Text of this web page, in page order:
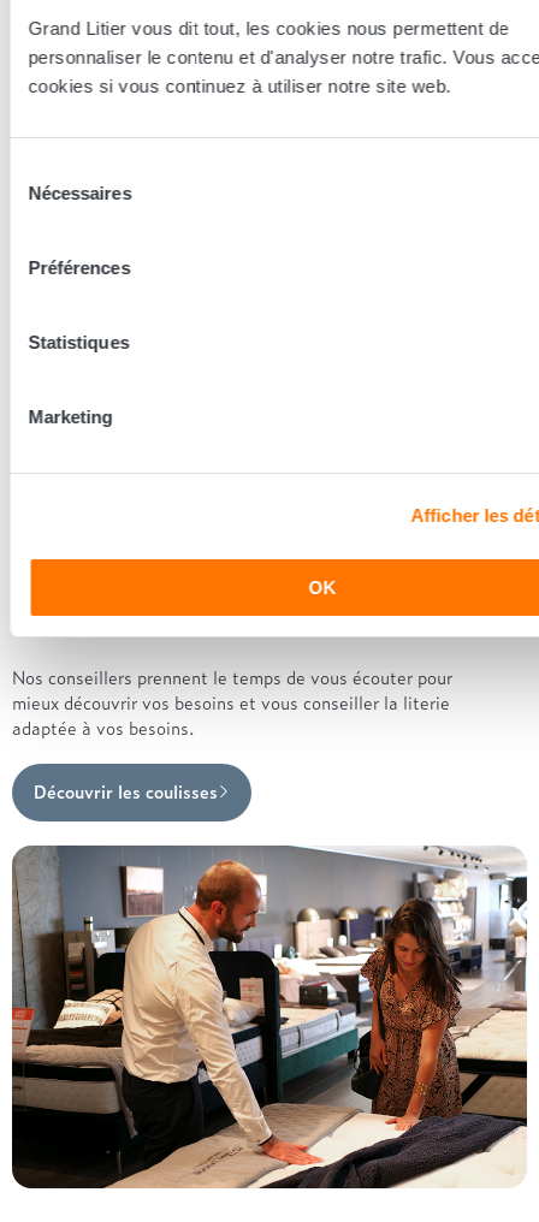
Grand Litier vous dit tout, les cookies nous permettent de
personnaliser le contenu et d'analyser notre trafic. Vous
cookies si vous continuez à utiliser notre site web.
Nécessaires
Préférences
Statistiques
Marketing
Afficher les
OK
en lieux de vente afin de vous guider au mieux vers la
technologie, le confort, et les modèles les plus adaptés à votre
Les conseillers Grand Litier
Nos conseillers prennent le temps de vous écouter pour
mieux découvrir vos besoins et vous conseiller la literie
adaptée à vos besoins.
Découvrir les coulisses